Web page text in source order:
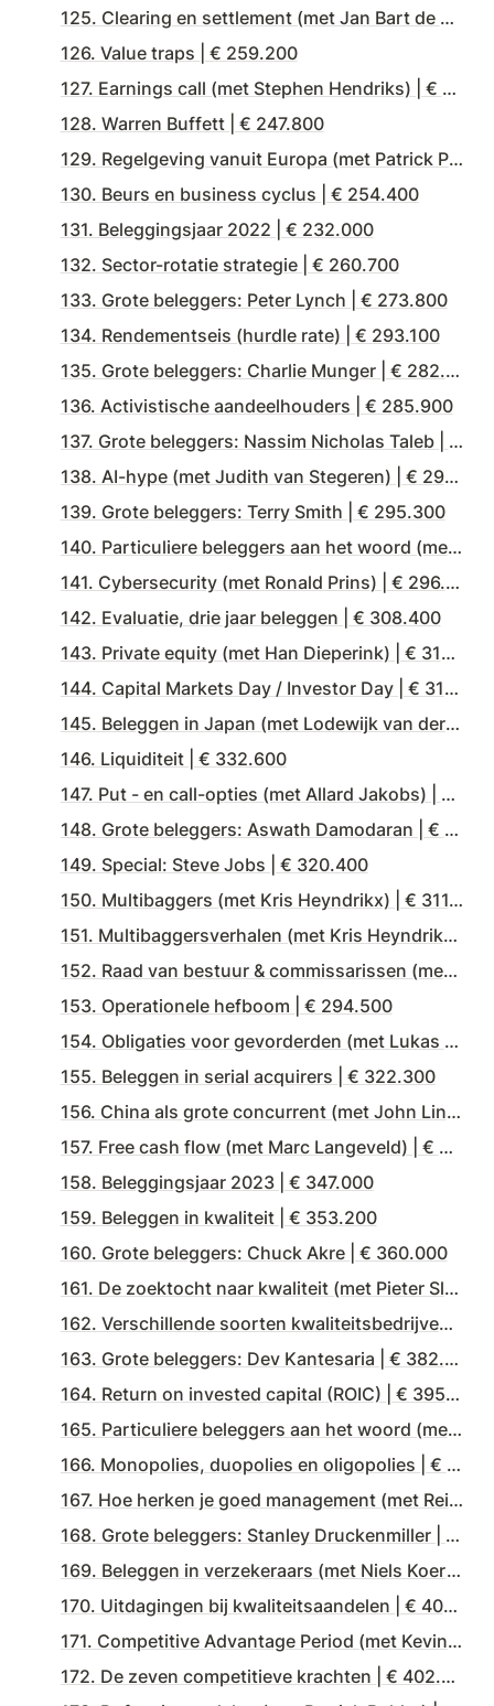
125. Clearing en settlement (met Jan Bart de Boer) | € 231.800
126. Value traps | € 259.200
127. Earnings call (met Stephen Hendriks) | € 245.300
128. Warren Buffett | € 247.800
129. Regelgeving vanuit Europa (met Patrick Pearson) | € 247.100
130. Beurs en business cyclus | € 254.400
131. Beleggingsjaar 2022 | € 232.000
132. Sector-rotatie strategie | € 260.700
133. Grote beleggers: Peter Lynch | € 273.800
134. Rendementseis (hurdle rate) | € 293.100
135. Grote beleggers: Charlie Munger | € 282.700
136. Activistische aandeelhouders | € 285.900
137. Grote beleggers: Nassim Nicholas Taleb | € 289.600
138. AI-hype (met Judith van Stegeren) | € 290.200
139. Grote beleggers: Terry Smith | € 295.300
140. Particuliere beleggers aan het woord (met Johan, Jan en Béla) | € 289.700
141. Cybersecurity (met Ronald Prins) | € 296.800
142. Evaluatie, drie jaar beleggen | € 308.400
143. Private equity (met Han Dieperink) | € 318.200
144. Capital Markets Day / Investor Day | € 315.200
145. Beleggen in Japan (met Lodewijk van der Kroft) | € 320.700
146. Liquiditeit | € 332.600
147. Put - en call-opties (met Allard Jakobs) | € 333.700
148. Grote beleggers: Aswath Damodaran | € 310.400
149. Special: Steve Jobs | € 320.400
150. Multibaggers (met Kris Heyndrikx) | € 311.200
151. Multibaggersverhalen (met Kris Heyndrikx) | € 298.200
152. Raad van bestuur & commissarissen (met Mijntje Lückerath) | 308.700
153. Operationele hefboom | € 294.500
154. Obligaties voor gevorderden (met Lukas Daalder) | € 321.000
155. Beleggen in serial acquirers | € 322.300
156. China als grote concurrent (met John Lin) | € 342.600
157. Free cash flow (met Marc Langeveld) | € 348.100
158. Beleggingsjaar 2023 | € 347.000
159. Beleggen in kwaliteit | € 353.200
160. Grote beleggers: Chuck Akre | € 360.000
161. De zoektocht naar kwaliteit (met Pieter Slegers) | € 373.700
162. Verschillende soorten kwaliteitsbedrijven (met Pieter Slegers) | € 372.800
163. Grote beleggers: Dev Kantesaria | € 382.200
164. Return on invested capital (ROIC) | € 395.000
165. Particuliere beleggers aan het woord (met Guido & Ronald) | € 388.200
166. Monopolies, duopolies en oligopolies | € 380.400
167. Hoe herken je goed management (met Reinder Wietsma) | € 397.400
168. Grote beleggers: Stanley Druckenmiller | € 398.500
169. Beleggen in verzekeraars (met Niels Koerts) | € 403.600
170. Uitdagingen bij kwaliteitsaandelen | € 404.900
171. Competitive Advantage Period (met Kevin Schoovaerts) | € 406.800
172. De zeven competitieve krachten | € 402.000